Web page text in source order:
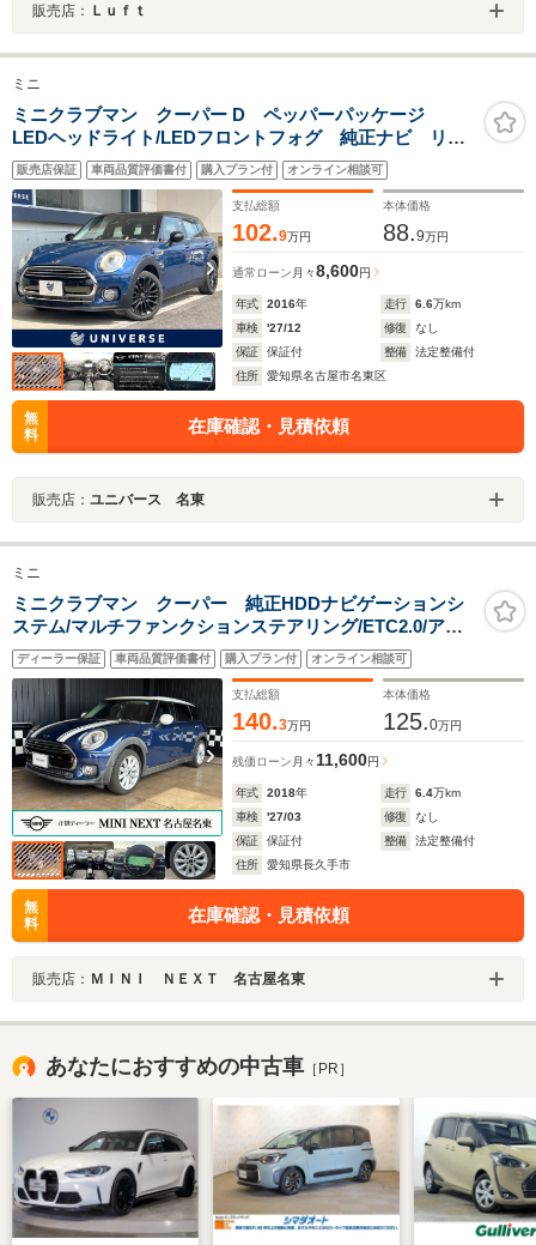
販売店： Ｌｕｆｔ
ミニ
ミニクラブマン クーパー D ペッパーパッケージ
LEDヘッドライト/LEDフロントフォグ 純正ナビ リア
ビューカメラ クルーズコントロール Bluetooth 走行
モードセレクト 禁煙車 ETC内蔵ルームミラー
販売店保証 車両品質評価書付 購入プラン付 オンライン相談可
支払総額
102.9万円
本体価格
88.9万円
通常ローン 月々8,600円
年式 2016年 走行 6.6万km
車検
'27/12 修復
なし
保証
保証付 整備
法定整備付
住所
愛知県名古屋市名東区
無
料
在庫確認・見積依頼
販売店： ユニバース 名東
ミニ
ミニクラブマン クーパー 純正HDDナビゲーションシ
ステム/マルチファンクションステアリング/ETC2.0/アナ
ログメーター/アクティブクルーズコントロール/純正バッ
クカメラ
ディーラー保証 車両品質評価書付 購入プラン付 オンライン相談可
支払総額
140.3万円
本体価格
125.0万円
残価ローン 月々 11,600円
年式 2018年 走行 6.4万km
車検
'27/03 修復
なし
保証
保証付 整備
法定整備付
住所
愛知県長久手市
無
料
在庫確認・見積依頼
販売店： ＭＩＮＩ ＮＥＸＴ 名古屋名東
あなたにおすすめの中古車 ［PR］